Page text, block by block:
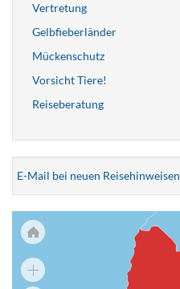
Vertretung
Gelbfieberländer
Mückenschutz
Vorsicht Tiere!
Reiseberatung
E-Mail bei neuen Reisehinweisen